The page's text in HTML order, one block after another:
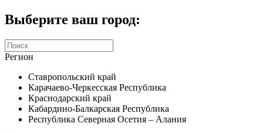
Выберите ваш город:
Регион
Ставропольский край
Карачаево-Черкесская Республика
Краснодарский край
Кабардино-Балкарская Республика
Республика Северная Осетия – Алания